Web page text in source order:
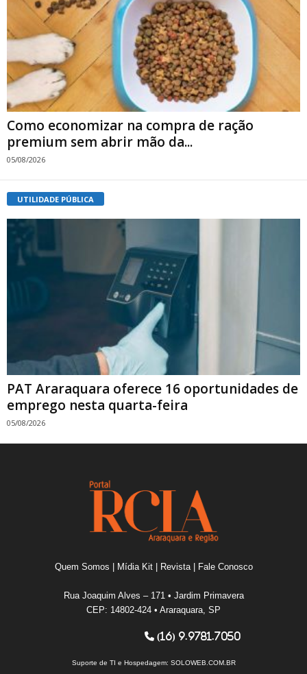
Como economizar na compra de ração
premium sem abrir mão da...
05/08/2026
UTILIDADE PÚBLICA
PAT Araraquara oferece 16 oportunidades de
emprego nesta quarta-feira
05/08/2026
Quem Somos Mídia Kit| Revista| Fale Conosco
Rua Joaquim Alves – 171 • Jardim Primavera
CEP: 14802-424 • Araraquara, SP
(16) 9.9781.7050
Suporte de TI e Hospedagem: SOLOWEB.COM.BR